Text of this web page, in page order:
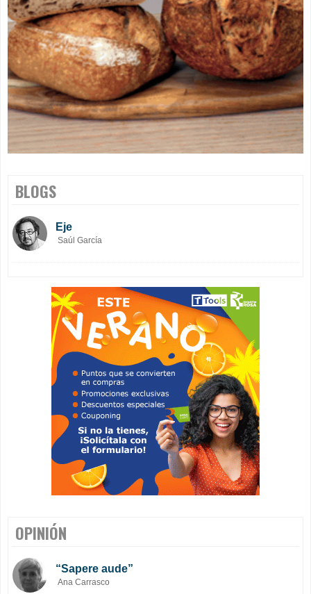
BLOGS
Eje
Saúl García
OPINIÓN
“Sapere aude”
Ana Carrasco